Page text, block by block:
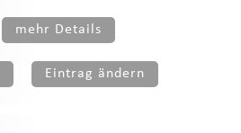
mehr Details
Eintrag ändern